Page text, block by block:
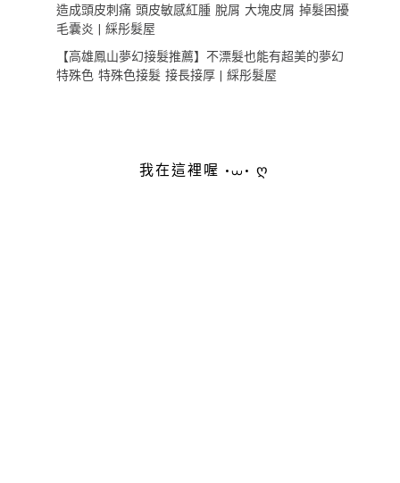
造成頭皮刺痛 頭皮敏感紅腫 脫屑 大塊皮屑 掉髮困擾
毛囊炎 | 綵彤髮屋
【高雄鳳山夢幻接髮推薦】不漂髮也能有超美的夢幻
特殊色 特殊色接髮 接長接厚 | 綵彤髮屋
我在這裡喔 •⩊• ღ